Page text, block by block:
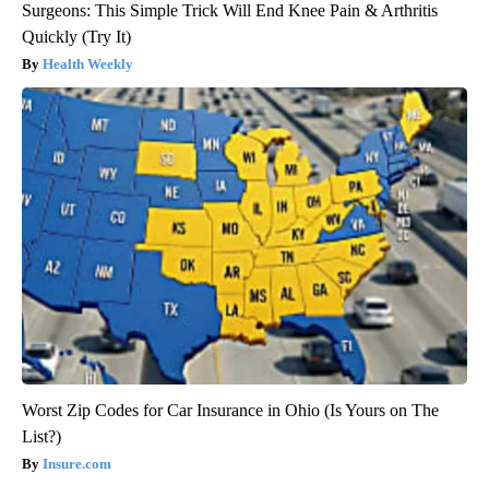
Surgeons: This Simple Trick Will End Knee Pain & Arthritis
Quickly (Try It)
Health Weekly
Worst Zip Codes for Car Insurance in Ohio (Is Yours on The
List?)
Insure.com